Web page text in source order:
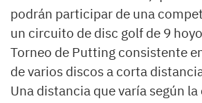
podrán participar de una
un circuito de disc golf de 9
Torneo de Putting consistente
de varios discos a corta
Una distancia que varía según